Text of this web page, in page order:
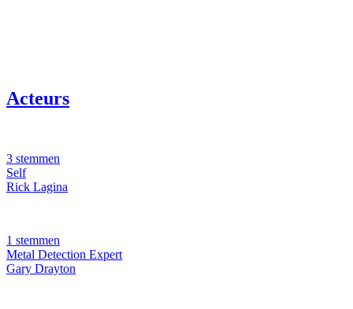
Acteurs
3 stemmen
Self
Rick Lagina
1 stemmen
Metal Detection Expert
Gary Drayton